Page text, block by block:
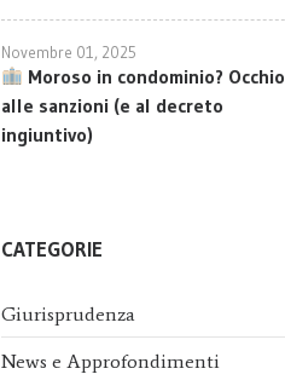
Novembre 01, 2025
Moroso in condominio? Occhio
alle sanzioni (e al decreto
ingiuntivo)
CATEGORIE
Giurisprudenza
News e Approfondimenti